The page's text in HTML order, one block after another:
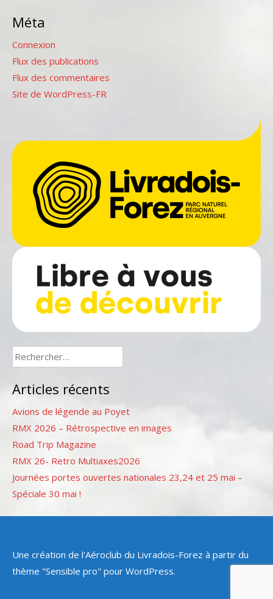
Méta
Connexion
Flux des publications
Flux des commentaires
Site de WordPress-FR
Rechercher :
Articles récents
Avions de légende au Poyet
RMX 2026 – Rétrospective en images
Road Trip Magazine
RMX 26- Retro Multiaxes2026
Journées portes ouvertes nationales 23,24 et 25 mai –
Spéciale 30 mai !
Une création de l'Aéroclub du Livradois-Forez à partir du
thème "Sensible pro" pour WordPress.